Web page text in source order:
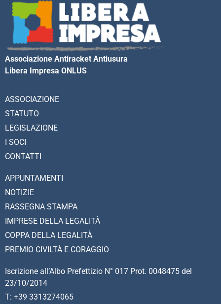
Associazione Antiracket Antiusura
Libera Impresa ONLUS
ASSOCIAZIONE
STATUTO
LEGISLAZIONE
I SOCI
CONTATTI
APPUNTAMENTI
NOTIZIE
RASSEGNA STAMPA
IMPRESE DELLA LEGALITÀ
COPPA DELLA LEGALITÀ
PREMIO CIVILTÀ E CORAGGIO
Iscrizione all’Albo Prefettizio N° 017 Prot. 0048475 del
23/10/2014
T: +39 3313274065